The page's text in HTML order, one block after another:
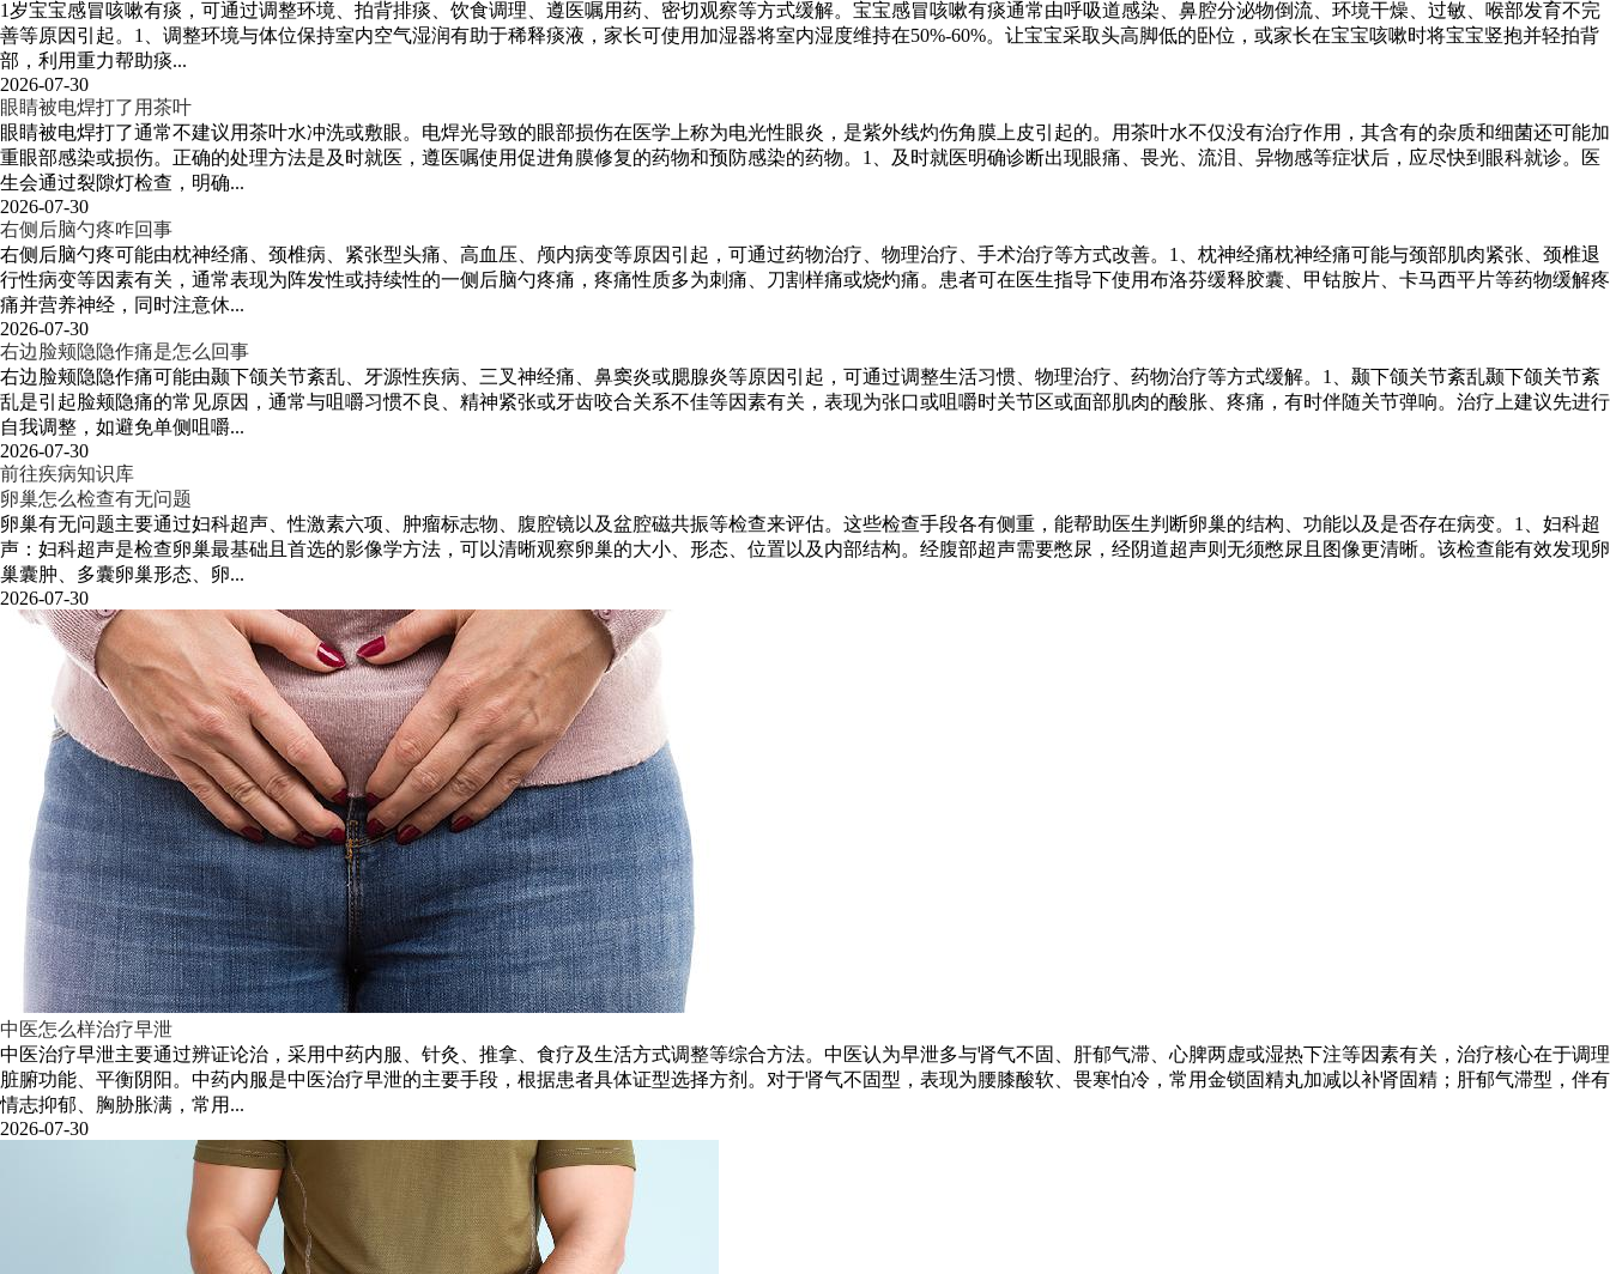
1岁宝宝感冒咳嗽有痰，可通过调整环境、拍背排痰、饮食调理、遵医嘱用药、密切观察等方式缓解。宝宝感冒咳嗽有痰通常由呼吸道感染、鼻腔分泌物倒流、环境干燥、过敏、喉部发育不完
善等原因引起。1、调整环境与体位保持室内空气湿润有助于稀释痰液，家长可使用加湿器将室内湿度维持在50%-60%。让宝宝采取头高脚低的卧位，或家长在宝宝咳嗽时将宝宝竖抱并轻拍背
部，利用重力帮助痰...
2026-07-30
眼睛被电焊打了用茶叶
眼睛被电焊打了通常不建议用茶叶水冲洗或敷眼。电焊光导致的眼部损伤在医学上称为电光性眼炎，是紫外线灼伤角膜上皮引起的。用茶叶水不仅没有治疗作用，其含有的杂质和细菌还可能加
重眼部感染或损伤。正确的处理方法是及时就医，遵医嘱使用促进角膜修复的药物和预防感染的药物。1、及时就医明确诊断出现眼痛、畏光、流泪、异物感等症状后，应尽快到眼科就诊。医
生会通过裂隙灯检查，明确...
2026-07-30
右侧后脑勺疼咋回事
右侧后脑勺疼可能由枕神经痛、颈椎病、紧张型头痛、高血压、颅内病变等原因引起，可通过药物治疗、物理治疗、手术治疗等方式改善。1、枕神经痛枕神经痛可能与颈部肌肉紧张、颈椎退
行性病变等因素有关，通常表现为阵发性或持续性的一侧后脑勺疼痛，疼痛性质多为刺痛、刀割样痛或烧灼痛。患者可在医生指导下使用布洛芬缓释胶囊、甲钴胺片、卡马西平片等药物缓解疼
痛并营养神经，同时注意休...
2026-07-30
右边脸颊隐隐作痛是怎么回事
右边脸颊隐隐作痛可能由颞下颌关节紊乱、牙源性疾病、三叉神经痛、鼻窦炎或腮腺炎等原因引起，可通过调整生活习惯、物理治疗、药物治疗等方式缓解。1、颞下颌关节紊乱颞下颌关节紊
乱是引起脸颊隐痛的常见原因，通常与咀嚼习惯不良、精神紧张或牙齿咬合关系不佳等因素有关，表现为张口或咀嚼时关节区或面部肌肉的酸胀、疼痛，有时伴随关节弹响。治疗上建议先进行
自我调整，如避免单侧咀嚼...
2026-07-30
前往疾病知识库
卵巢怎么检查有无问题
卵巢有无问题主要通过妇科超声、性激素六项、肿瘤标志物、腹腔镜以及盆腔磁共振等检查来评估。这些检查手段各有侧重，能帮助医生判断卵巢的结构、功能以及是否存在病变。1、妇科超
声：妇科超声是检查卵巢最基础且首选的影像学方法，可以清晰观察卵巢的大小、形态、位置以及内部结构。经腹部超声需要憋尿，经阴道超声则无须憋尿且图像更清晰。该检查能有效发现卵
巢囊肿、多囊卵巢形态、卵...
2026-07-30
中医怎么样治疗早泄
中医治疗早泄主要通过辨证论治，采用中药内服、针灸、推拿、食疗及生活方式调整等综合方法。中医认为早泄多与肾气不固、肝郁气滞、心脾两虚或湿热下注等因素有关，治疗核心在于调理
脏腑功能、平衡阴阳。中药内服是中医治疗早泄的主要手段，根据患者具体证型选择方剂。对于肾气不固型，表现为腰膝酸软、畏寒怕冷，常用金锁固精丸加减以补肾固精；肝郁气滞型，伴有
情志抑郁、胸胁胀满，常用...
2026-07-30